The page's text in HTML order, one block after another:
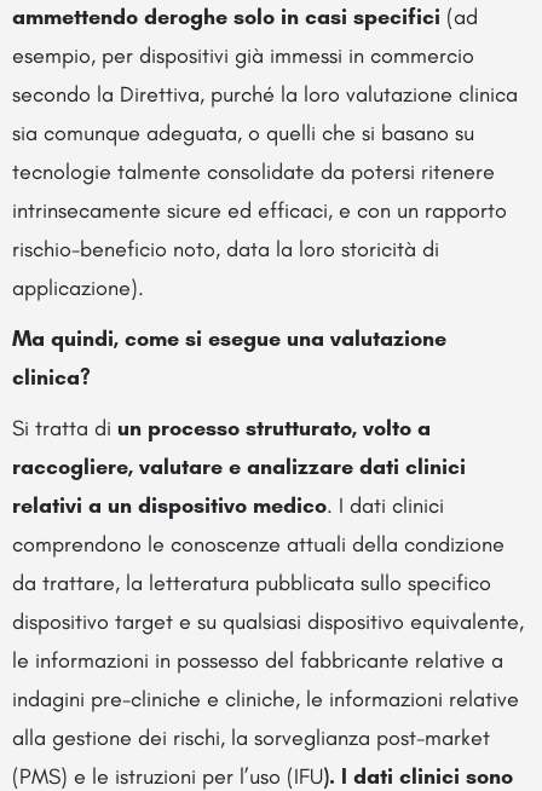
ammettendo deroghe solo in casi specifici (ad
esempio, per dispositivi già immessi in commercio
secondo la Direttiva, purché la loro valutazione clinica
sia comunque adeguata, o quelli che si basano su
tecnologie talmente consolidate da potersi ritenere
intrinsecamente sicure ed efficaci, e con un rapporto
rischio-beneficio noto, data la loro storicità di
applicazione).
Ma quindi, come si esegue una valutazione
clinica?
Si tratta di un processo strutturato, volto a
raccogliere, valutare e analizzare dati clinici
relativi a un dispositivo medico. I dati clinici
comprendono le conoscenze attuali della condizione
da trattare, la letteratura pubblicata sullo specifico
dispositivo target e su qualsiasi dispositivo equivalente,
le informazioni in possesso del fabbricante relative a
indagini pre-cliniche e cliniche, le informazioni relative
alla gestione dei rischi, la sorveglianza post-market
(PMS) e le istruzioni per l’uso (IFU). I dati clinici sono